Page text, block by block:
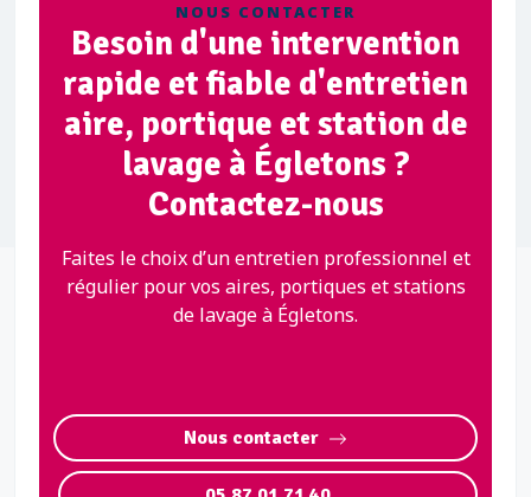
NOUS CONTACTER
Besoin d'une intervention
rapide et fiable d'entretien
aire, portique et station de
lavage à Égletons ?
Contactez-nous
Faites le choix d’un entretien professionnel et
régulier pour vos aires, portiques et stations
de lavage à Égletons.
Nous contacter